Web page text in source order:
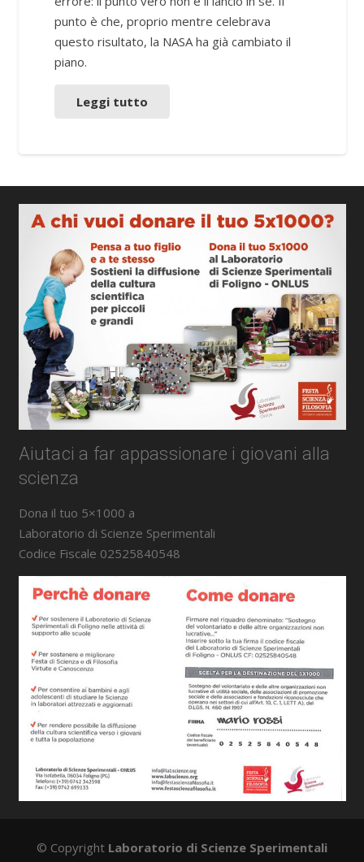
punto è che, proprio mentre celebrava
questo risultato, la NASA ha già cambiato il
piano.
Leggi tutto
Aiutaci a far appassionare i giovani alla
scienza
Dona il tuo 5×1000 a
Laboratorio di Scienze Sperimentali
Codice Fiscale 02525840548
© Copyright Laboratorio di Scienze Sperimentali